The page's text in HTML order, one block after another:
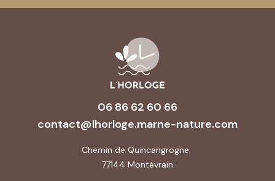
06 86 62 60 66
contact@lhorloge.marne-nature.com
Chemin de Quincangrogne
77144 Montévrain